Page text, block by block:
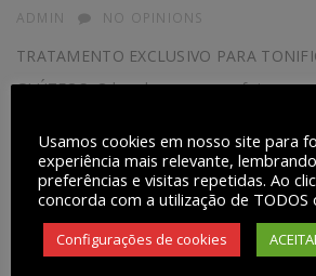
AUTHOR
ADMIN NO OPINIONS
TRATAMENTO EXCLUSIVO PARA
GLÚTEOS. O bumbum sempre foi uma
bonito do mundo. Hoje, mais do que
vários protocolos para levantar, tonificar
terrível aspecto de
Usamos cookies em nosso site para
experiência mais relevante,
preferências e visitas repetidas. Ao
concorda com a utilização de TODOS
Configurações de cookies